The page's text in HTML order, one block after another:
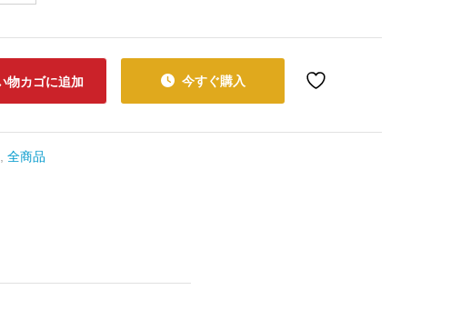
物カゴに追加 今すぐ購入
,全商品